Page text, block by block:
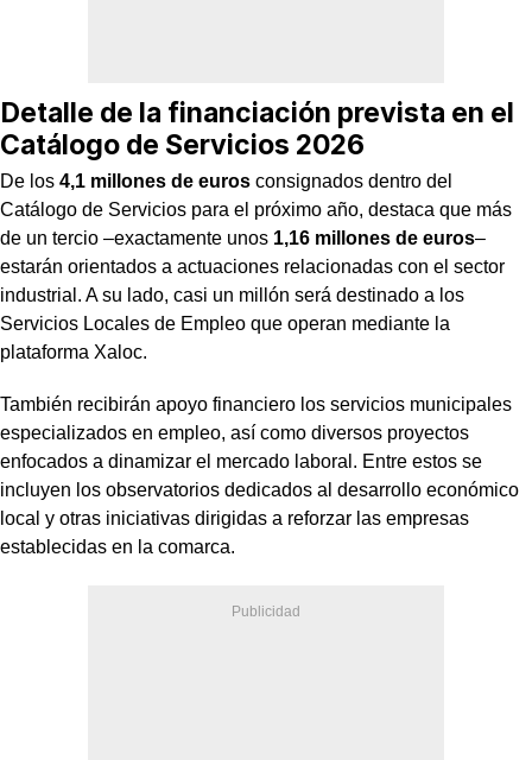
Detalle de la financiación prevista en el
Catálogo de Servicios 2026
De los 4,1 millones de euros consignados dentro del
Catálogo de Servicios para el próximo año, destaca que más
de un tercio –exactamente unos 1,16 millones de euros–
estarán orientados a actuaciones relacionadas con el sector
industrial. A su lado, casi un millón será destinado a los
Servicios Locales de Empleo que operan mediante la
plataforma Xaloc.
También recibirán apoyo financiero los servicios municipales
especializados en empleo, así como diversos proyectos
enfocados a dinamizar el mercado laboral. Entre estos se
incluyen los observatorios dedicados al desarrollo económico
local y otras iniciativas dirigidas a reforzar las empresas
establecidas en la comarca.